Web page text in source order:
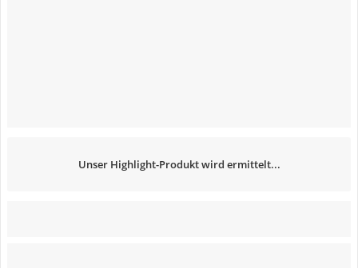
Unser Highlight-Produkt wird ermittelt...